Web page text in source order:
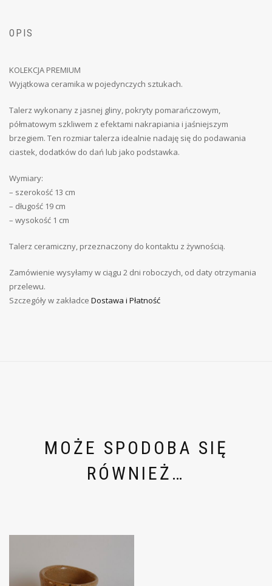
OPIS
KOLEKCJA PREMIUM
Wyjątkowa ceramika w pojedynczych sztukach.
Talerz wykonany z jasnej gliny, pokryty pomarańczowym,
półmatowym szkliwem z efektami nakrapiania i jaśniejszym
brzegiem. Ten rozmiar talerza idealnie nadaję się do podawania
ciastek, dodatków do dań lub jako podstawka.
Wymiary:
– szerokość 13 cm
– długość 19 cm
– wysokość 1 cm
Talerz ceramiczny, przeznaczony do kontaktu z żywnością.
Zamówienie wysyłamy w ciągu 2 dni roboczych, od daty otrzymania
przelewu.
Szczegóły w zakładce Dostawa i Płatność
MOŻE SPODOBA SIĘ
RÓWNIEŻ…